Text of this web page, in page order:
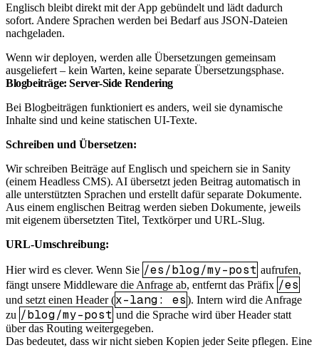
Englisch bleibt direkt mit der App gebündelt und lädt dadurch
sofort. Andere Sprachen werden bei Bedarf aus JSON-Dateien
nachgeladen.
Wenn wir deployen, werden alle Übersetzungen gemeinsam
ausgeliefert – kein Warten, keine separate Übersetzungsphase.
Blogbeiträge: Server-Side Rendering
Bei Blogbeiträgen funktioniert es anders, weil sie dynamische
Inhalte sind und keine statischen UI-Texte.
Schreiben und Übersetzen:
Wir schreiben Beiträge auf Englisch und speichern sie in Sanity
(einem Headless CMS). AI übersetzt jeden Beitrag automatisch in
alle unterstützten Sprachen und erstellt dafür separate Dokumente.
Aus einem englischen Beitrag werden sieben Dokumente, jeweils
mit eigenem übersetzten Titel, Textkörper und URL-Slug.
URL-Umschreibung:
Hier wird es clever. Wenn Sie /es/blog/my-post aufrufen,
fängt unsere Middleware die Anfrage ab, entfernt das Präfix /es
und setzt einen Header (x-lang: es). Intern wird die Anfrage
zu /blog/my-post und die Sprache wird über Header statt
über das Routing weitergegeben.
Das bedeutet, dass wir nicht sieben Kopien jeder Seite pflegen. Eine